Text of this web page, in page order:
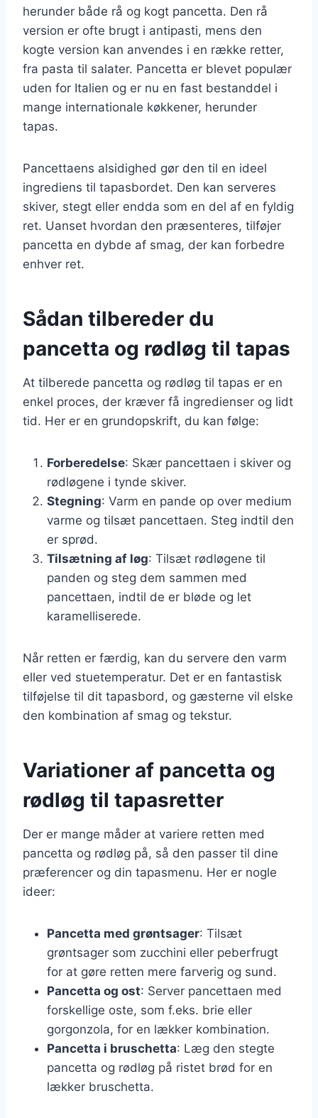
herunder både rå og kogt pancetta. Den rå
version er ofte brugt i antipasti, mens den
kogte version kan anvendes i en række retter,
fra pasta til salater. Pancetta er blevet populær
uden for Italien og er nu en fast bestanddel i
mange internationale køkkener, herunder
tapas.
Pancettaens alsidighed gør den til en ideel
ingrediens til tapasbordet. Den kan serveres
skiver, stegt eller endda som en del af en fyldig
ret. Uanset hvordan den præsenteres, tilføjer
pancetta en dybde af smag, der kan forbedre
enhver ret.
Sådan tilbereder du
pancetta og rødløg til tapas
At tilberede pancetta og rødløg til tapas er en
enkel proces, der kræver få ingredienser og lidt
tid. Her er en grundopskrift, du kan følge:
Forberedelse: Skær pancettaen i skiver og
rødløgene i tynde skiver.
Stegning: Varm en pande op over medium
varme og tilsæt pancettaen. Steg indtil den
er sprød.
Tilsætning af løg: Tilsæt rødløgene til
panden og steg dem sammen med
pancettaen, indtil de er bløde og let
karamelliserede.
Når retten er færdig, kan du servere den varm
eller ved stuetemperatur. Det er en fantastisk
tilføjelse til dit tapasbord, og gæsterne vil elske
den kombination af smag og tekstur.
Variationer af pancetta og
rødløg til tapasretter
Der er mange måder at variere retten med
pancetta og rødløg på, så den passer til dine
præferencer og din tapasmenu. Her er nogle
ideer:
Pancetta med grøntsager: Tilsæt
grøntsager som zucchini eller peberfrugt
for at gøre retten mere farverig og sund.
Pancetta og ost: Server pancettaen med
forskellige oste, som f.eks. brie eller
gorgonzola, for en lækker kombination.
Pancetta i bruschetta: Læg den stegte
pancetta og rødløg på ristet brød for en
lækker bruschetta.